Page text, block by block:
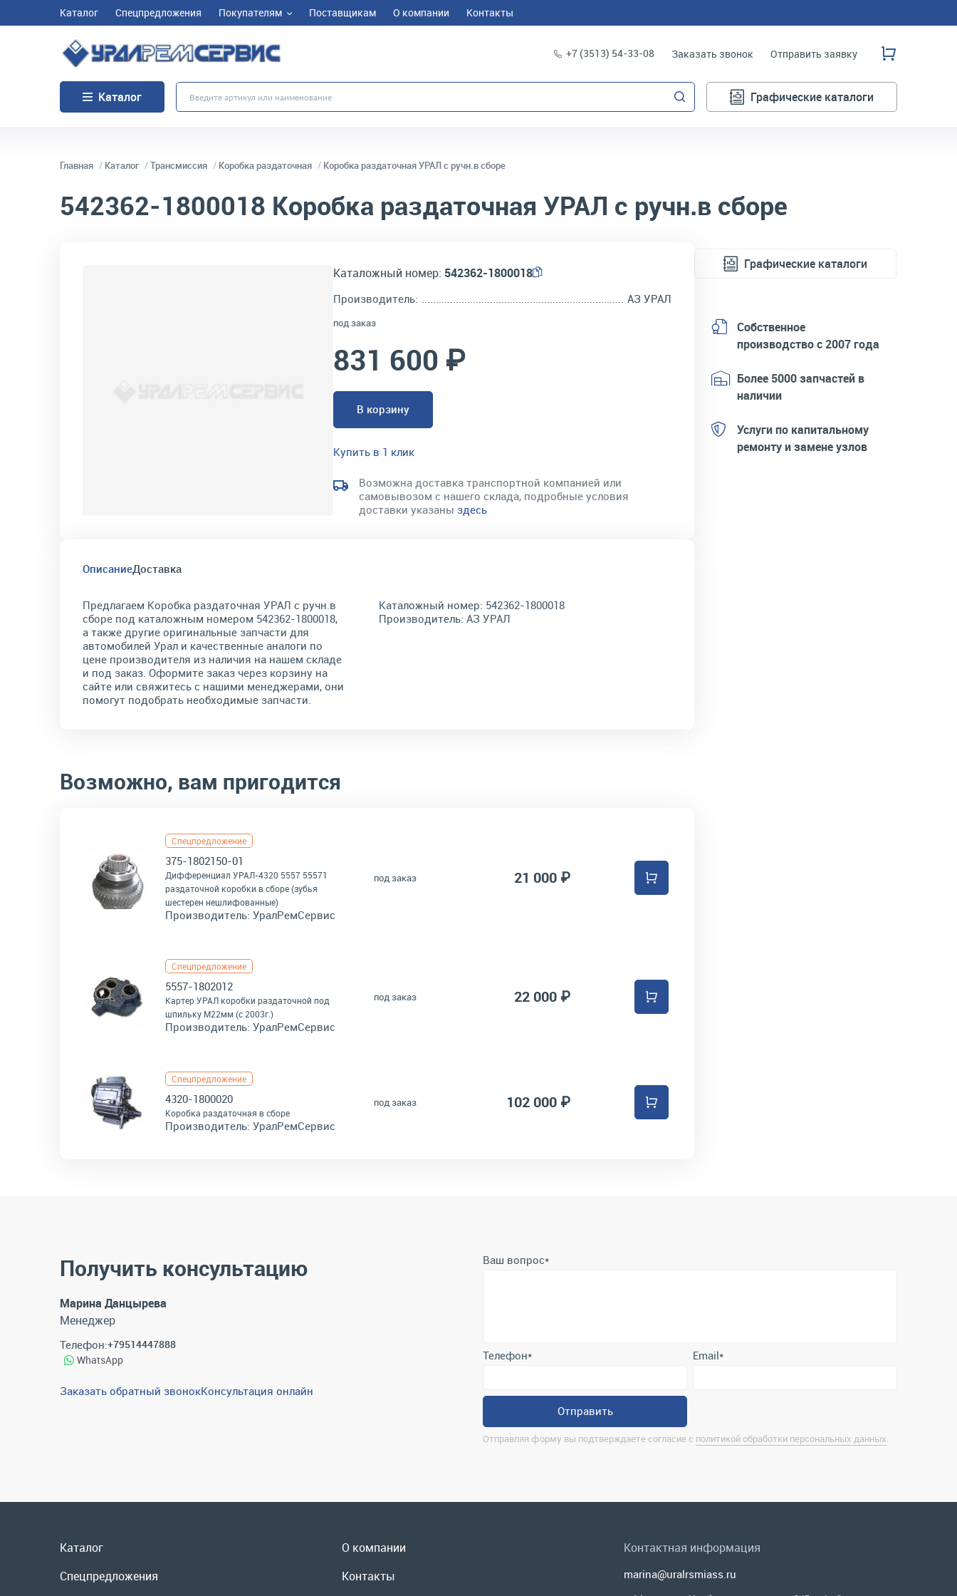
Каталог Спецпредложения Покупателям Поставщикам О компании Контакты
+7 (3513) 54-33-08 Заказать звонок Отправить заявку
Каталог Графические каталоги
Главная Каталог Трансмиссия Коробка раздаточная Коробка раздаточная УРАЛ с ручн.в сборе
542362-1800018 Коробка раздаточная УРАЛ с ручн.в сборе
Каталожный номер: 542362-1800018
Производитель: АЗ УРАЛ
под заказ
831 600 ₽
В корзину
Купить в 1 клик
Возможна доставка транспортной компанией или
самовывозом с нашего склада, подробные условия
доставки указаны здесь
ОписаниеДоставка
Предлагаем Коробка раздаточная УРАЛ с ручн.в
сборе под каталожным номером 542362-1800018,
а также другие оригинальные запчасти для
автомобилей Урал и качественные аналоги по
цене производителя из наличия на нашем складе
и под заказ. Оформите заказ через корзину на
сайте или свяжитесь с нашими менеджерами, они
помогут подобрать необходимые запчасти.
Каталожный номер: 542362-1800018
Производитель: АЗ УРАЛ
Возможно, вам пригодится
Спецпредложение
375-1802150-01
Дифференциал УРАЛ-4320 5557 55571
раздаточной коробки в сборе (зубья
шестерен нешлифованные)
Производитель: УралРемСервис
под заказ 21 000 ₽
Спецпредложение
5557-1802012
Картер УРАЛ коробки раздаточной под
шпильку М22мм (с 2003г.)
Производитель: УралРемСервис
под заказ 22 000 ₽
Спецпредложение
4320-1800020
Коробка раздаточная в сборе
Производитель: УралРемСервис
под заказ 102 000 ₽
Графические каталоги
Собственное
производство с 2007 года
Более 5000 запчастей в
наличии
Услуги по капитальному
ремонту и замене узлов
Получить консультацию
Марина Данцырева
Менеджер
Телефон:+79514447888
WhatsApp
Заказать обратный звонокКонсультация онлайн
Ваш вопрос*
Каталог
Гарантии и возврат
О компании
Контактная информация
г. Миасс, ул. Хлебозаводская, д. 1/5, оф. 3
Полная контактная информация